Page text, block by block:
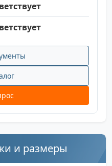
и размеры